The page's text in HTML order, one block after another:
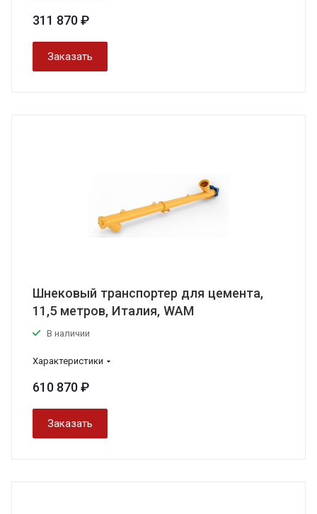
311 870 ₽
Заказать
Шнековый транспортер для цемента,
11,5 метров, Италия, WAM
В наличии
Характеристики
610 870 ₽
Заказать